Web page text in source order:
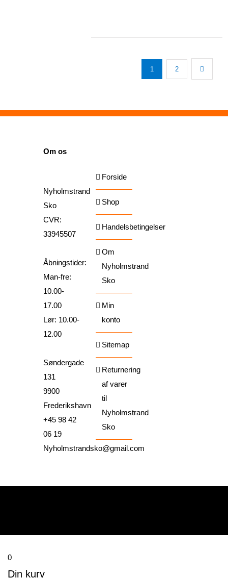
1 2
Om os
Nyholmstrand
Sko
CVR:
33945507
Åbningstider:
Man-fre:
10.00-
17.00
Lør: 10.00-
12.00
Søndergade
131
9900
Frederikshavn
+45 98 42
06 19
Nyholmstrandsko@gmail.com
Forside
Shop
Handelsbetingelser
Om
Nyholmstrand
Sko
Min
konto
Sitemap
Returnering
af varer
til
Nyholmstrand
Sko
0
Din kurv